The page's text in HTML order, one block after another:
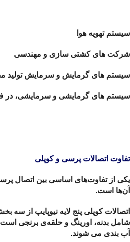
سیستم تهویه هوا
شرکت های کشتی سازی و مهندسی
سیستم های گرمایش و سرمایش تولید
سیستم های گرمایشی و سرمایشی، در
تفاوت اتصالات پرسی و کوپلی
یکی از تفاوت‌های اساسی بین اتصال
آن‌ها است.
اتصالات کوپلی پنج لایه نیوپایپ از
شامل بدنه، اورینگ و حلقه‌ی برنجی
آب بندی می شوند.